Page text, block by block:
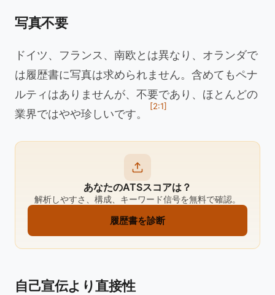
写真不要
ドイツ、フランス、南欧とは異なり、オランダで
は履歴書に写真は求められません。含めてもペナ
ルティはありませんが、不要であり、ほとんどの
業界ではやや珍しいです。
[2:1]
あなたのATSスコアは？
解析しやすさ、構成、キーワード信号を無料で確認。
履歴書を診断
自己宣伝より直接性